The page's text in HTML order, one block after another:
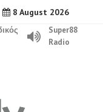
8 August 2026
Super88
Radio